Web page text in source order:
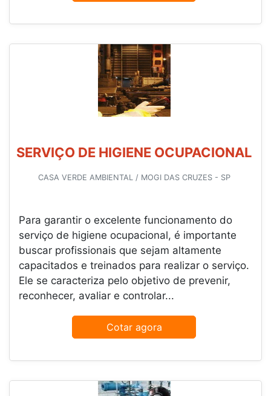
SERVIÇO DE HIGIENE OCUPACIONAL
CASA VERDE AMBIENTAL / MOGI DAS CRUZES - SP
Para garantir o excelente funcionamento do
serviço de higiene ocupacional, é importante
buscar profissionais que sejam altamente
capacitados e treinados para realizar o serviço.
Ele se caracteriza pelo objetivo de prevenir,
reconhecer, avaliar e controlar...
Cotar agora